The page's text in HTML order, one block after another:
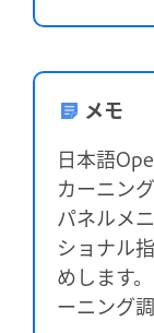
メモ
日本語
カーニン
パネルメ
ショナル
めします
ーニング